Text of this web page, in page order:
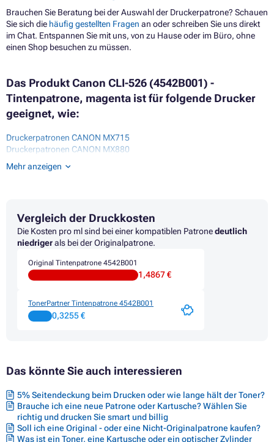
Brauchen Sie Beratung bei der Auswahl der Druckerpatrone? Schauen
Sie sich die häufig gestellten Fragen an oder schreiben Sie uns direkt
im Chat. Entspannen Sie mit uns, von zu Hause oder im Büro, ohne
einen Shop besuchen zu müssen.
Das Produkt Canon CLI-526 (4542B001) -
Tintenpatrone, magenta ist für folgende Drucker
geeignet, wie:
Druckerpatronen CANON MX715
Druckerpatronen CANON MX880
Druckerpatronen CANON MX885
Druckerpatronen CANON MX895
Druckerpatronen CANON PIXMA IX6500
Druckerpatronen CANON PIXMA IX6500 SERIES
Druckerpatronen CANON PIXMA IX6550
Druckerpatronen CANON PIXMA MG5140
Druckerpatronen CANON PIXMA MG5150
Druckerpatronen CANON PIXMA MG5240
Druckerpatronen CANON PIXMA MG5250
Druckerpatronen CANON PIXMA MG5300 SERIES
Druckerpatronen CANON PIXMA MG6200 SERIES
Druckerpatronen CANON PIXMA MG8150
Druckerpatronen CANON PIXMA MG8200 SERIES
Druckerpatronen CANON PIXMA MG8240
Druckerpatronen CANON PIXMA MG8250
Druckerpatronen CANON PIXMA MX710 SERIES
Mehr anzeigen
Vergleich der Druckkosten
Die Kosten pro ml sind bei einer kompatiblen Patronedeutlich
niedrigerals bei der Originalpatrone.
Original Tintenpatrone 4542B001
1,4867 €
TonerPartner Tintenpatrone 4542B001
0,3255 €
Das könnte Sie auch interessieren
5% Seitendeckung beim Drucken oder wie lange hält der Toner?
Brauche ich eine neue Patrone oder Kartusche? Wählen Sie
richtig und drucken Sie smart und billig
Soll ich eine Original - oder eine Nicht-Originalpatrone kaufen?
Was ist ein Toner, eine Kartusche oder ein optischer Zylinder